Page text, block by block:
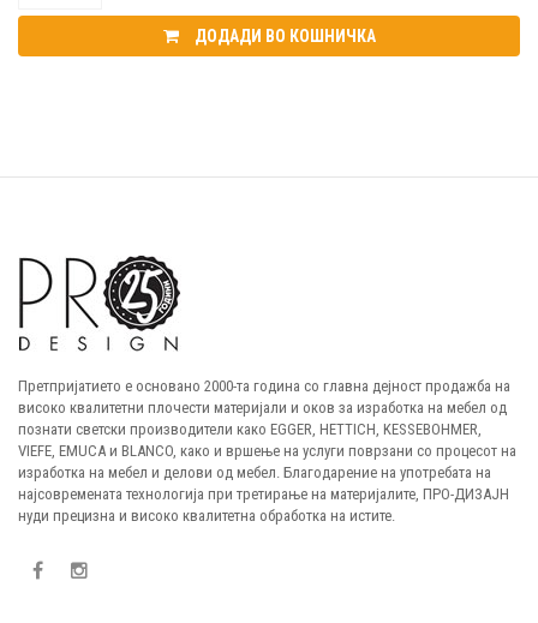
ДОДАДИ ВО КОШНИЧКА
Претпријатието е основано 2000-та година со главна дејност продажба на
високо квалитетни плочести материјали и оков за изработка на мебел од
познати светски производители како EGGER, HETTICH, KESSEBOHMER,
VIEFE, EMUCA и BLANCO, како и вршење на услуги поврзани со процесот на
изработка на мебел и делови од мебел. Благодарение на употребата на
најсовремената технологија при третирање на материјалите, ПРО-ДИЗАЈН
нуди прецизна и високо квалитетна обработка на истите.